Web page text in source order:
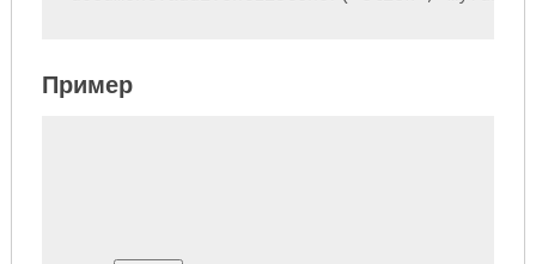
Пример